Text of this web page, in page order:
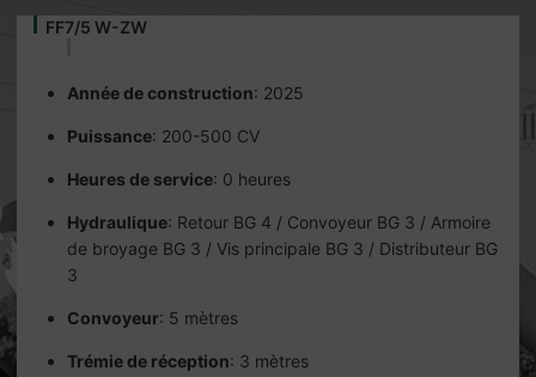
FF7/5 W-ZW
Année de construction: 2025
Puissance: 200-500 CV
Heures de service: 0 heures
Hydraulique: Retour BG 4 / Convoyeur BG 3 / Armoire
de broyage BG 3 / Vis principale BG 3 / Distributeur BG
3
Convoyeur: 5 mètres
Trémie de réception: 3 mètres